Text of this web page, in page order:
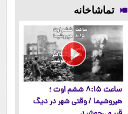
آموزش رایگان
تماشاخانه
ساعت ۸:۱۵ ششم اوت ؛
هیروشیما / وقتی شهر در دیگ